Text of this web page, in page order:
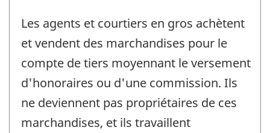
Les agents et courtiers en gros achètent
et vendent des marchandises pour le
compte de tiers moyennant le versement
d'honoraires ou d'une commission. Ils
ne deviennent pas propriétaires de ces
marchandises, et ils travaillent